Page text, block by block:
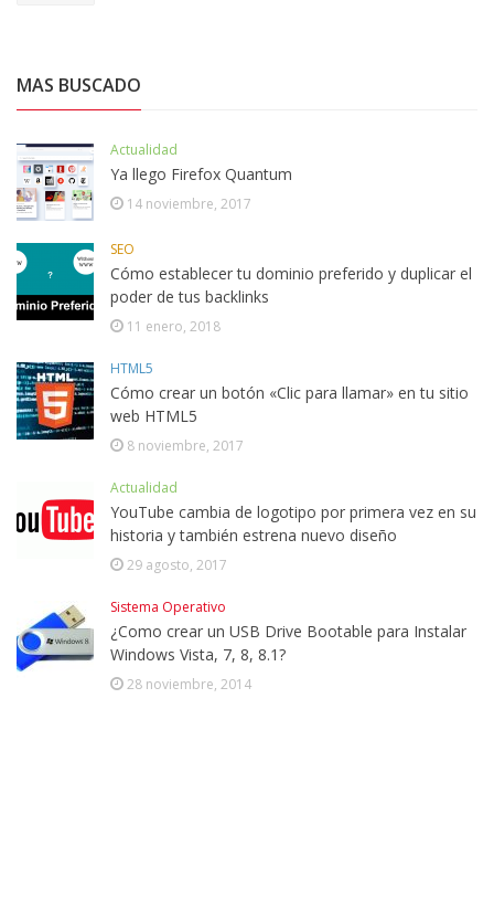
MAS BUSCADO
Actualidad
Ya llego Firefox Quantum
14 noviembre, 2017
SEO
Cómo establecer tu dominio preferido y duplicar el
poder de tus backlinks
11 enero, 2018
HTML5
Cómo crear un botón «Clic para llamar» en tu sitio
web HTML5
8 noviembre, 2017
Actualidad
YouTube cambia de logotipo por primera vez en su
historia y también estrena nuevo diseño
29 agosto, 2017
Sistema Operativo
¿Como crear un USB Drive Bootable para Instalar
Windows Vista, 7, 8, 8.1?
28 noviembre, 2014